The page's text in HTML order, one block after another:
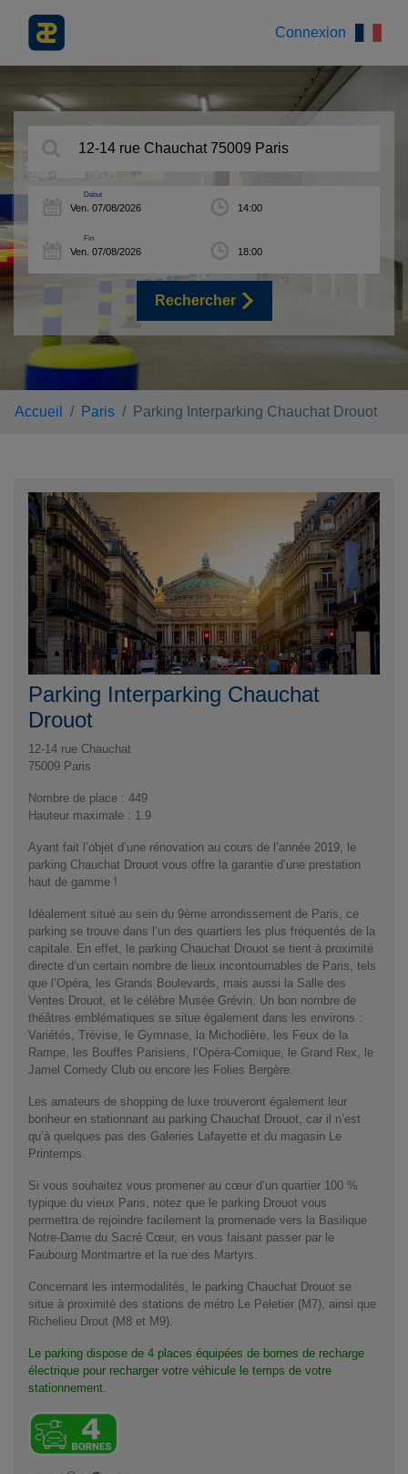
Connexion
Début
Fin
Rechercher
Accueil Paris Parking Interparking Chauchat Drouot
Parking Interparking Chauchat
Drouot
12-14 rue Chauchat
75009 Paris
Nombre de place : 449
Hauteur maximale : 1.9
Ayant fait l’objet d’une rénovation au cours de l’année 2019, le
parking Chauchat Drouot vous offre la garantie d’une prestation
haut de gamme !
Idéalement situé au sein du 9ème arrondissement de Paris, ce
parking se trouve dans l’un des quartiers les plus fréquentés de la
capitale. En effet, le parking Chauchat Drouot se tient à proximité
directe d’un certain nombre de lieux incontournables de Paris, tels
que l’Opéra, les Grands Boulevards, mais aussi la Salle des
Ventes Drouot, et le célèbre Musée Grévin. Un bon nombre de
théâtres emblématiques se situe également dans les environs :
Variétés, Trévise, le Gymnase, la Michodière, les Feux de la
Rampe, les Bouffes Parisiens, l’Opéra-Comique, le Grand Rex, le
Jamel Comedy Club ou encore les Folies Bergère.
Les amateurs de shopping de luxe trouveront également leur
bonheur en stationnant au parking Chauchat Drouot, car il n’est
qu’à quelques pas des Galeries Lafayette et du magasin Le
Printemps.
Si vous souhaitez vous promener au cœur d’un quartier 100 %
typique du vieux Paris, notez que le parking Drouot vous
permettra de rejoindre facilement la promenade vers la Basilique
Notre-Dame du Sacré Cœur, en vous faisant passer par le
Faubourg Montmartre et la rue des Martyrs.
Concernant les intermodalités, le parking Chauchat Drouot se
situe à proximité des stations de métro Le Peletier (M7), ainsi que
Richelieu Drout (M8 et M9).
Le parking dispose de 4 places équipées de bornes de recharge
électrique pour recharger votre véhicule le temps de votre
stationnement.